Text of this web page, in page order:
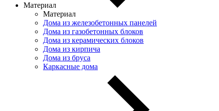
Материал
Материал
Дома из железобетонных панелей
Дома из газобетонных блоков
Дома из керамических блоков
Дома из кирпича
Дома из бруса
Каркасные дома